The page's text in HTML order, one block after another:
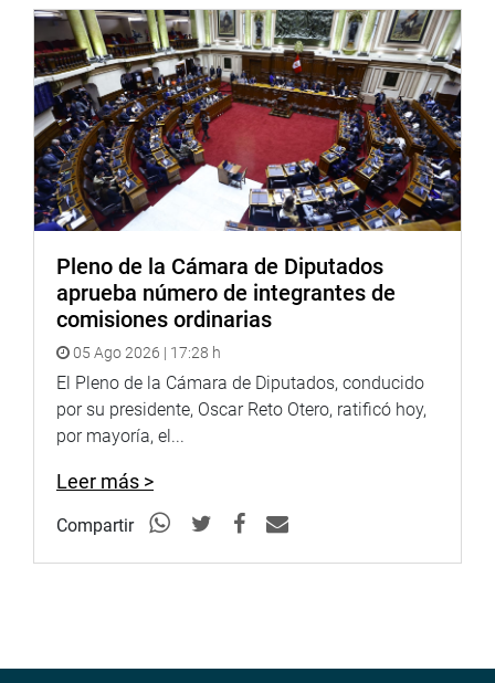
Pleno de la Cámara de Diputados
aprueba número de integrantes de
comisiones ordinarias
05 Ago 2026 | 17:28 h
El Pleno de la Cámara de Diputados, conducido
por su presidente, Oscar Reto Otero, ratificó hoy,
por mayoría, el...
Leer más >
Compartir